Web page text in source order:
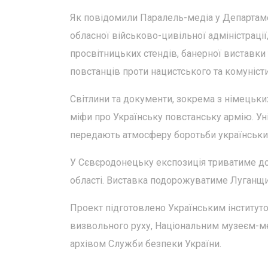
Як повідомили Паралель-медіа у
обласної військово-цивільної
просвітницьких стендів, банерної
повстанців проти нацистського та
Світлини та документи, зокрема з
міфи про Українську повстанську армію.
передають атмосферу боротьби
У Сєвєродонецьку експозиція триватиме
області. Виставка подорожуватиме
Проект підготовлено Українським
визвольного руху, Національним
архівом Служби безпеки України.